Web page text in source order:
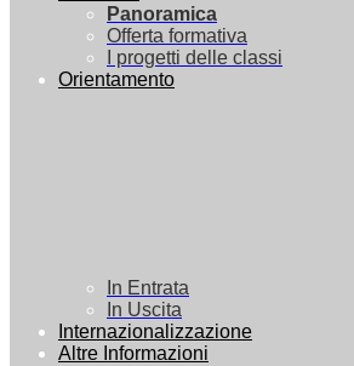
Panoramica
Offerta formativa
I progetti delle classi
Orientamento
In Entrata
In Uscita
Internazionalizzazione
Altre Informazioni